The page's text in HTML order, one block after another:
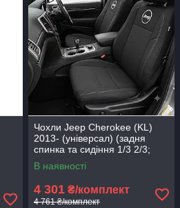
Чохли Jeep Cherokee (KL)
2013- (універсал) (задня
спинка та сидіння 1/3 2/3;
передній і задній підлокітник;
5
В наявності
4 301 ₴/комплект
4 761 ₴/комплект